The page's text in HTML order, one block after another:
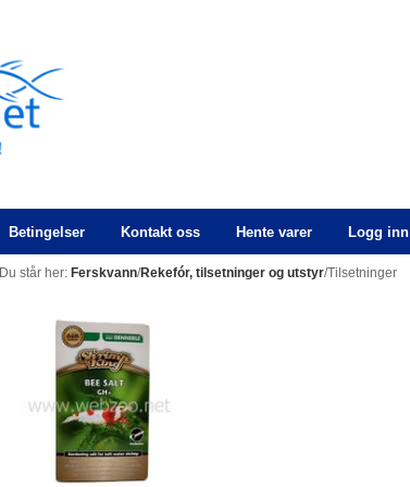
Betingelser Kontakt oss Hente varer Logg inn
Du står her: Ferskvann/Rekefór, tilsetninger og utstyr/Tilsetninger